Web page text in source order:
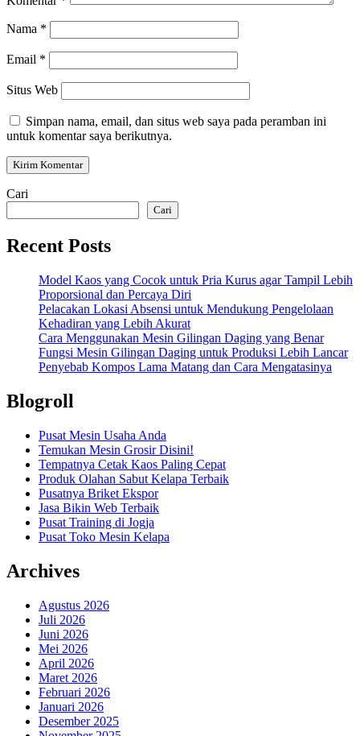
Nama *
Email *
Situs Web
Simpan nama, email, dan situs web saya pada peramban ini
untuk komentar saya berikutnya.
Cari
Cari
Recent Posts
Model Kaos yang Cocok untuk Pria Kurus agar Tampil Lebih
Proporsional dan Percaya Diri
Pelacakan Lokasi Absensi untuk Mendukung Pengelolaan
Kehadiran yang Lebih Akurat
Cara Menggunakan Mesin Gilingan Daging yang Benar
Fungsi Mesin Gilingan Daging untuk Produksi Lebih Lancar
Penyebab Kompos Lama Matang dan Cara Mengatasinya
Blogroll
Pusat Mesin Usaha Anda
Temukan Mesin Grosir Disini!
Tempatnya Cetak Kaos Paling Cepat
Produk Olahan Sabut Kelapa Terbaik
Pusatnya Briket Ekspor
Jasa Bikin Web Terbaik
Pusat Training di Jogja
Pusat Toko Mesin Kelapa
Archives
Agustus 2026
Juli 2026
Juni 2026
Mei 2026
April 2026
Maret 2026
Februari 2026
Januari 2026
Desember 2025